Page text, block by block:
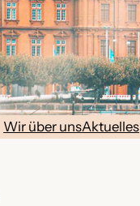
Wir über unsAktuelles